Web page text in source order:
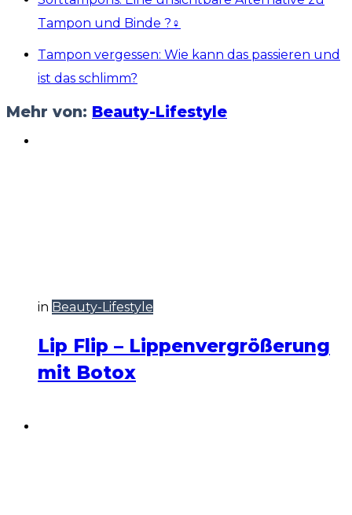
Tampon und Binde ?‍♀️
Tampon vergessen: Wie kann das passieren und
ist das schlimm?
Mehr von: Beauty-Lifestyle
in Beauty-Lifestyle
Lip Flip – Lippenvergrößerung
mit Botox